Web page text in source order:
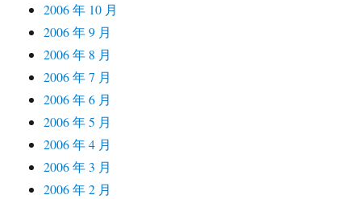
2006 年 10 月
2006 年 9 月
2006 年 8 月
2006 年 7 月
2006 年 6 月
2006 年 5 月
2006 年 4 月
2006 年 3 月
2006 年 2 月